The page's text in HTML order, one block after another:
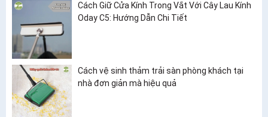
Cách Giữ Cửa Kính Trong Vắt Với Cây Lau Kính
Oday C5: Hướng Dẫn Chi Tiết
Cách vệ sinh thảm trải sàn phòng khách tại
nhà đơn giản mà hiệu quả